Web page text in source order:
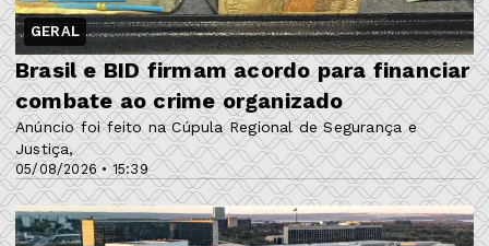
GERAL
05/08/2026 • 15:39
Brasil e BID firmam acordo para financiar
combate ao crime organizado
Anúncio foi feito na Cúpula Regional de Segurança e
Justiça,